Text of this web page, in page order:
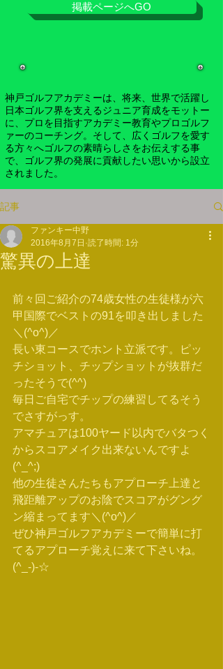
掲載ページへGO
神戸ゴルフアカデミーは、将来、世界で活躍し
日本ゴルフ界を支えるジュニア育成をモットー
に、プロを目指すアカデミー教育やプロゴルフ
ァーのコーチング。そして、広くゴルフを愛す
る方々へゴルフの素晴らしさをお伝えする事
で、ゴルフ界の発展に貢献したい思いから設立
されました。
記事
驚異の上達
ファンキー中野
2016年8月7日 読了時間: 1分
前々回ご紹介の74歳女性の生徒様が六
甲国際でベストの91を叩き出しました
＼(^o^)／
長い東コースでホント立派です。ピッ
チショット、チップショットが抜群だ
ったそうで(^^)
毎日ご自宅でチップの練習してるそう
でさすがっす。
アマチュアは100ヤード以内でバタつく
からスコアメイク出来ないんですよ
(^_^;)
他の生徒さんたちもアプローチ上達と
飛距離アップのお陰でスコアがグング
ン縮まってます＼(^o^)／
ぜひ神戸ゴルフアカデミーで簡単に打
てるアプローチ覚えに来て下さいね。
(^_-)-☆